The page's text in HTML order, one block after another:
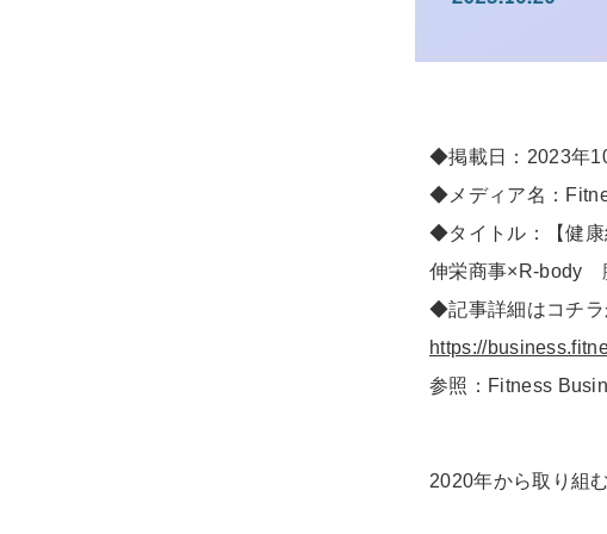
◆掲載日：2023年
◆メディア名：
◆タイトル：【健康
伸栄商事×R-body
◆記事詳細はコチラ
https://
参照：Fitness
2020年から取り組